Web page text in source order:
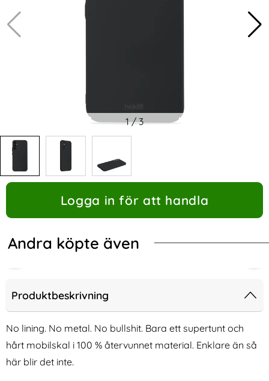
1/3
Logga in för att handla
Andra köpte även
Produktbeskrivning
No lining. No metal. No bullshit. Bara ett supertunt och
hårt mobilskal i 100 % återvunnet material. Enklare än så
här blir det inte.